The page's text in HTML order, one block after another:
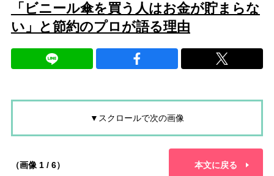
「ビニール傘を買う人はお金が貯まらな
い」と節約のプロが語る理由
▼スクロールで次の画像
（画像 1 / 6） 本文に戻る